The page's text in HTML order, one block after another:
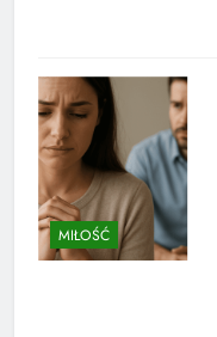
MIŁOŚĆ